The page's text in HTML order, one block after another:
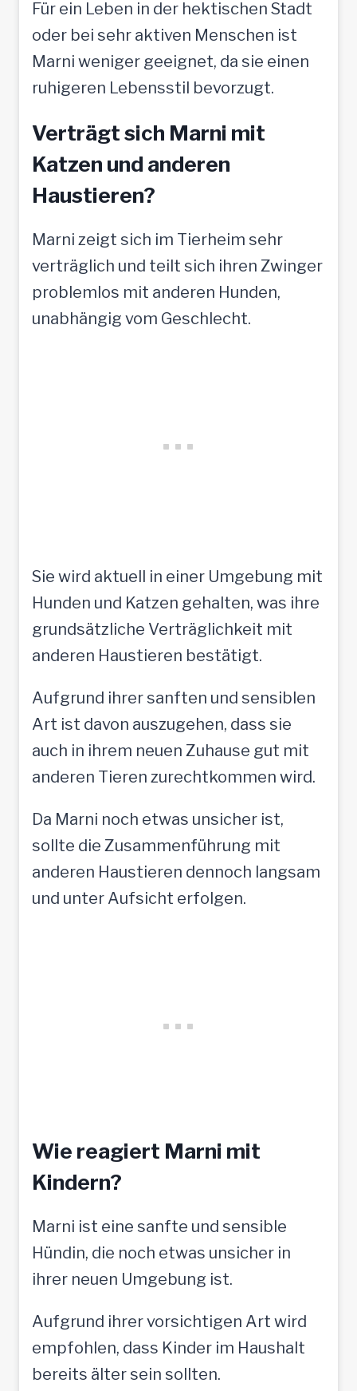
Für ein Leben in der hektischen Stadt
oder bei sehr aktiven Menschen ist
Marni weniger geeignet, da sie einen
ruhigeren Lebensstil bevorzugt.
Verträgt sich Marni mit
Katzen und anderen
Haustieren?
Marni zeigt sich im Tierheim sehr
verträglich und teilt sich ihren Zwinger
problemlos mit anderen Hunden,
unabhängig vom Geschlecht.
Sie wird aktuell in einer Umgebung mit
Hunden und Katzen gehalten, was ihre
grundsätzliche Verträglichkeit mit
anderen Haustieren bestätigt.
Aufgrund ihrer sanften und sensiblen
Art ist davon auszugehen, dass sie
auch in ihrem neuen Zuhause gut mit
anderen Tieren zurechtkommen wird.
Da Marni noch etwas unsicher ist,
sollte die Zusammenführung mit
anderen Haustieren dennoch langsam
und unter Aufsicht erfolgen.
Wie reagiert Marni mit
Kindern?
Marni ist eine sanfte und sensible
Hündin, die noch etwas unsicher in
ihrer neuen Umgebung ist.
Aufgrund ihrer vorsichtigen Art wird
empfohlen, dass Kinder im Haushalt
bereits älter sein sollten.